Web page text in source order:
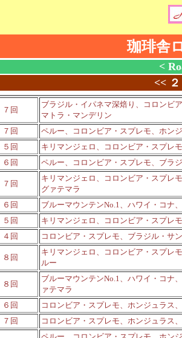
珈琲舎
<
<<
７回
ブラジル・イパネマ深焙り、コロンビ
マトラ・マンデリン
７回
ペルー、コロンビア・スプレモ、ホン
５回
キリマンジェロ、コロンビア・スプレ
６回 ペルー、コロンビア・スプレモ、ブラ
７回
キリマンジェロ、コロンビア・スプレ
グァテマラ
６回
ブルーマウンテンNo.1、ハワイ・コナ
５回
キリマンジェロ、コロンビア・スプレ
４回 コロンビア・スプレモ、ブラジル・サ
８回
キリマンジェロ、コロンビア・スプレ
ルー
８回
ブルーマウンテンNo.1、ハワイ・コナ
ァテマラ
６回
コロンビア・スプレモ、ホンジュラス
７回 コロンビア・スプレモ、ホンジュラス